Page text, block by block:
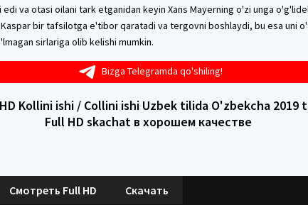
va otasi oilani tark etganidan keyin Xans Mayerning o'zi unga
bir tafsilotga e'tibor qaratadi va tergovni boshlaydi, bu esa uni
sirlariga olib kelishi mumkin.
Bizga Telegramda qo'shiling!
Kollini ishi / Collini ishi Uzbek tilida O'zbekcha 2019
Full HD skachat в хорошем качестве
Смотреть Full HD Скачать